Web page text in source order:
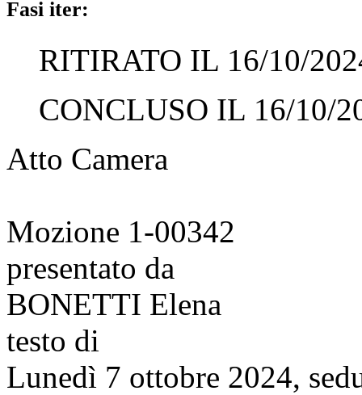
Fasi iter:
RITIRATO IL 16/10/
CONCLUSO IL 16/10/
Atto Camera
Mozione 1-00342
presentato da
BONETTI Elena
testo di
Lunedì 7 ottobre 2024,